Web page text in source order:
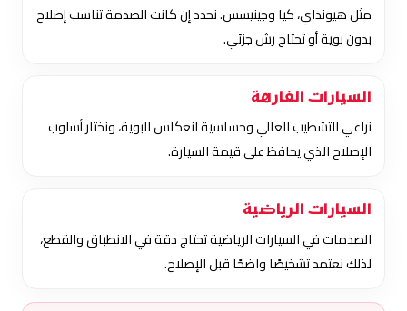
مثل هيونداي، كيا وجينيسس. نحدد إن كانت الصدمة تناسب إصلاح
بدون بوية أو تحتاج رش جزئي.
السيارات الفارهة
نراعي التشطيب العالي وحساسية انعكاس البوية، ونختار أسلوب
الإصلاح الذي يحافظ على قيمة السيارة.
السيارات الرياضية
الصدمات في السيارات الرياضية تحتاج دقة في الانطباق والقطع،
لذلك نعتمد تشخيصًا واضحًا قبل الإصلاح.